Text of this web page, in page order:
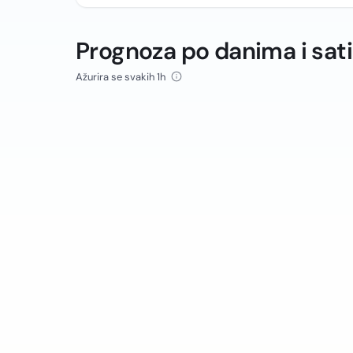
Prognoza po danima i
Ažurira se svakih 1h